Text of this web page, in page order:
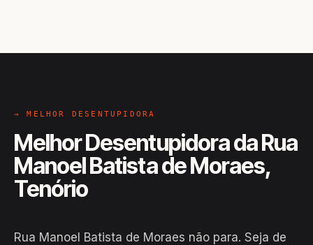
→ MELHOR DESENTUPIDORA
Melhor Desentupidora da Rua
Manoel Batista de Moraes,
Tenório
Rua Manoel Batista de Moraes não para. Seja de